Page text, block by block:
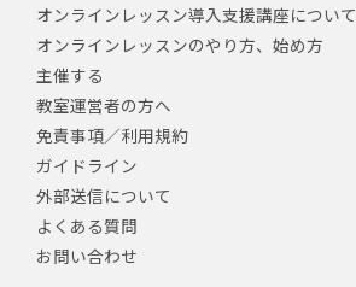
オンラインレッスン導入支援講座について
オンラインレッスンのやり方、始め方
主催する
教室運営者の方へ
免責事項／利用規約
ガイドライン
外部送信について
よくある質問
お問い合わせ